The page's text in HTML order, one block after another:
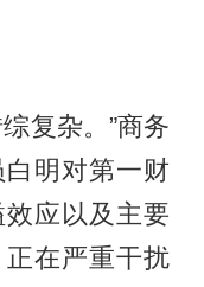
复杂。”商务
明对第一财
应以及主要
在严重干扰